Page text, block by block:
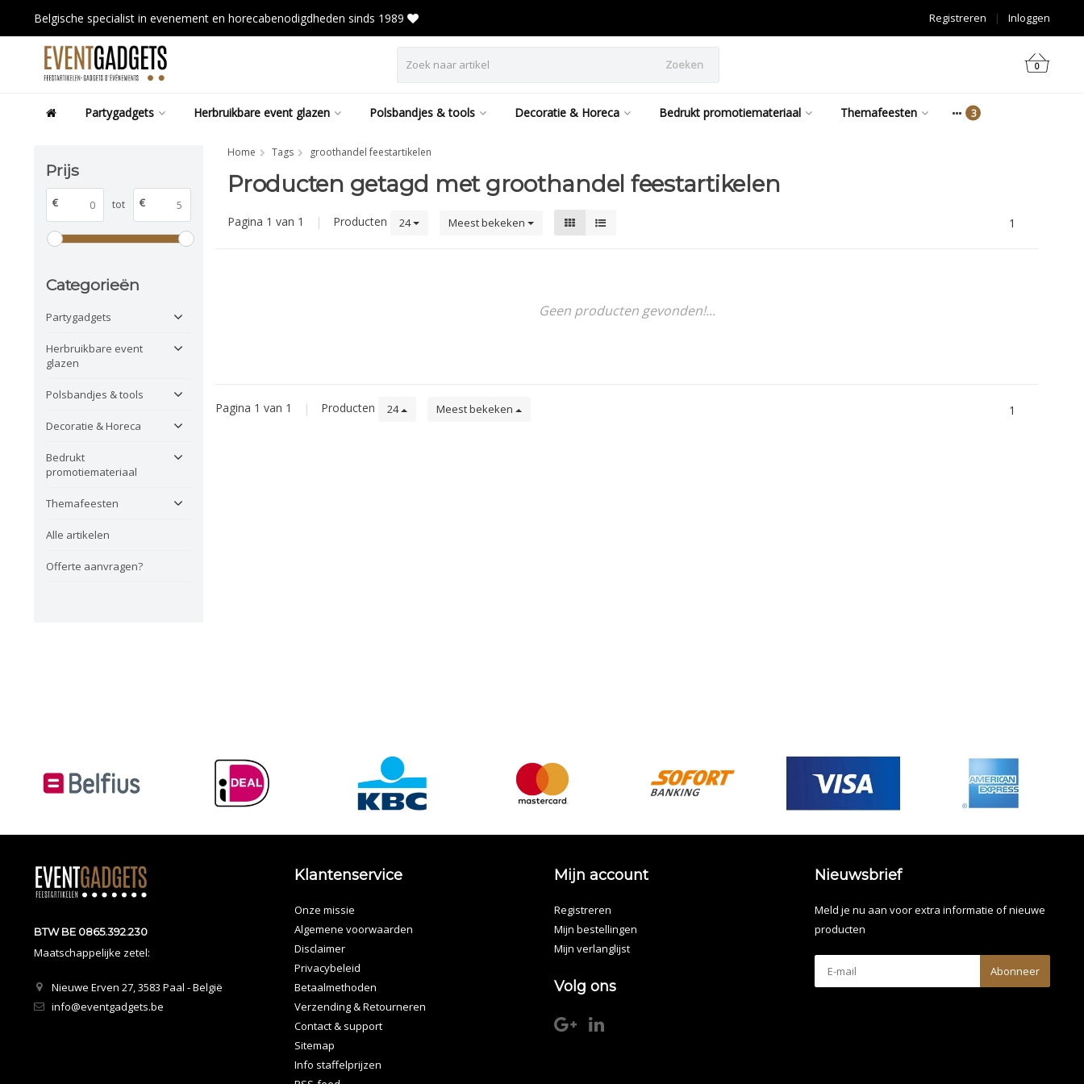
Belgische specialist in evenement en horecabenodigdheden sinds 1989 Inloggen
|
Registreren
Zoeken 0
Partygadgets Herbruikbare event glazen Polsbandjes & tools Decoratie & Horeca Bedrukt promotiemateriaal Themafeesten
Prijs
€ tot €
Categorieën
Partygadgets
Herbruikbare event
glazen
Polsbandjes & tools
Decoratie & Horeca
Bedrukt
promotiemateriaal
Themafeesten
Alle artikelen
Offerte aanvragen?
Home Tags groothandel feestartikelen
Producten getagd met groothandel feestartikelen
Pagina 1 van 1 | Producten 24 Meest bekeken 1
Geen producten gevonden!...
Pagina 1 van 1 | Producten 24 Meest bekeken 1
BTW BE 0865.392.230
Maatschappelijke zetel:
Nieuwe Erven 27, 3583 Paal - België
info@eventgadgets.be
Klantenservice
Onze missie
Algemene voorwaarden
Disclaimer
Privacybeleid
Betaalmethoden
Verzending & Retourneren
Contact & support
Sitemap
Info staffelprijzen
Mijn account
Registreren
Mijn bestellingen
Mijn verlanglijst
Volg ons
Nieuwsbrief
Meld je nu aan voor extra informatie of nieuwe
producten
Abonneer